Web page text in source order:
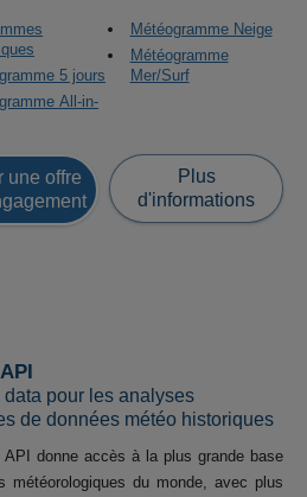
5 jours
All-in-
Météogramme Neige
Météogramme
Mer/Surf
une offre
Plus
d'informations
data pour les analyses
de données météo historiques
API donne accès à la plus grande base
météorologiques du monde, avec plus